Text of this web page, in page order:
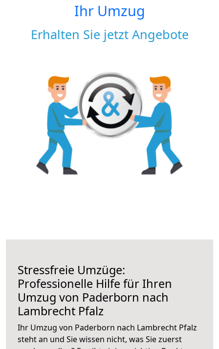
Ihr Umzug
Erhalten Sie jetzt Angebote
Stressfreie Umzüge:
Professionelle Hilfe für Ihren
Umzug von Paderborn nach
Lambrecht Pfalz
Ihr Umzug von Paderborn nach Lambrecht Pfalz
steht an und Sie wissen nicht, was Sie zuerst